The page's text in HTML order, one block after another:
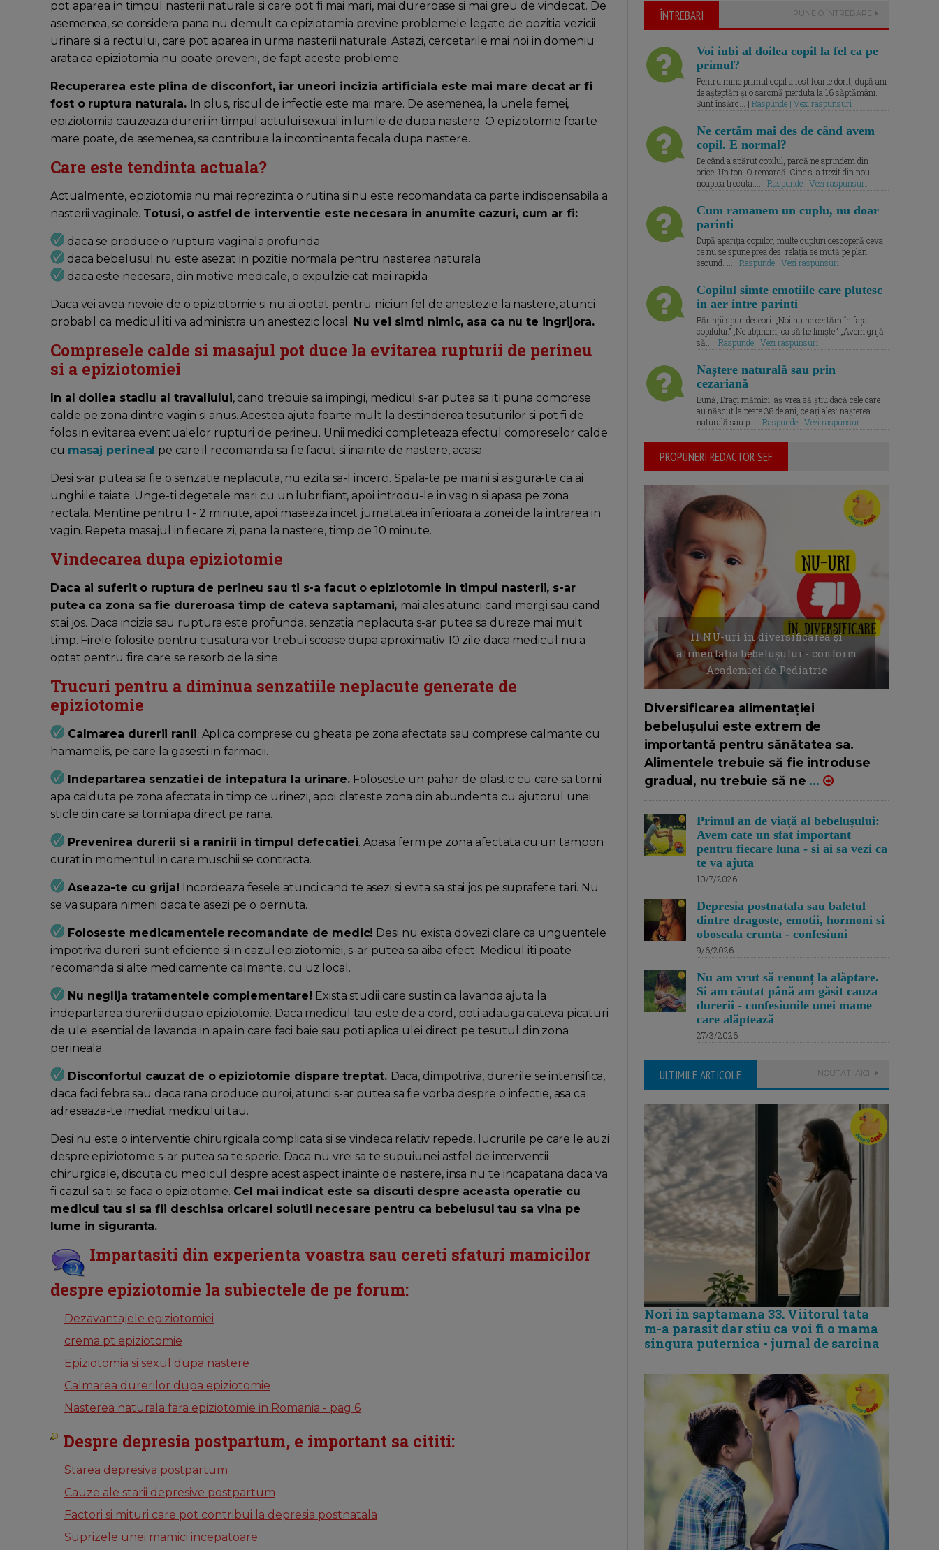
pot aparea in timpul nasterii naturale si care pot fi mai mari, mai dureroase si mai greu de vindecat. De
asemenea, se considera pana nu demult ca epiziotomia previne problemele legate de pozitia vezicii
urinare si a rectului, care pot aparea in urma nasterii naturale. Astazi, cercetarile mai noi in domeniu
arata ca epiziotomia nu poate preveni, de fapt aceste probleme.
Recuperarea este plina de disconfort, iar uneori incizia artificiala este mai mare decat ar fi
fost o ruptura naturala. In plus, riscul de infectie este mai mare. De asemenea, la unele femei,
epiziotomia cauzeaza dureri in timpul actului sexual in lunile de dupa nastere. O epiziotomie foarte
mare poate, de asemenea, sa contribuie la incontinenta fecala dupa nastere.
Care este tendinta actuala?
Actualmente, epiziotomia nu mai reprezinta o rutina si nu este recomandata ca parte indispensabila a
nasterii vaginale. Totusi, o astfel de interventie este necesara in anumite cazuri, cum ar fi:
daca se produce o ruptura vaginala profunda
daca bebelusul nu este asezat in pozitie normala pentru nasterea naturala
daca este necesara, din motive medicale, o expulzie cat mai rapida
Daca vei avea nevoie de o epiziotomie si nu ai optat pentru niciun fel de anestezie la nastere, atunci
probabil ca medicul iti va administra un anestezic local. Nu vei simti nimic, asa ca nu te ingrijora.
Compresele calde si masajul pot duce la evitarea rupturii de perineu
si a epiziotomiei
In al doilea stadiu al travaliului, cand trebuie sa impingi, medicul s-ar putea sa iti puna comprese
calde pe zona dintre vagin si anus. Acestea ajuta foarte mult la destinderea tesuturilor si pot fi de
folos in evitarea eventualelor rupturi de perineu. Unii medici completeaza efectul compreselor calde
cu masaj perineal pe care il recomanda sa fie facut si inainte de nastere, acasa.
Desi s-ar putea sa fie o senzatie neplacuta, nu ezita sa-l incerci. Spala-te pe maini si asigura-te ca ai
unghiile taiate. Unge-ti degetele mari cu un lubrifiant, apoi introdu-le in vagin si apasa pe zona
rectala. Mentine pentru 1 - 2 minute, apoi maseaza incet jumatatea inferioara a zonei de la intrarea in
vagin. Repeta masajul in fiecare zi, pana la nastere, timp de 10 minute.
Vindecarea dupa epiziotomie
Daca ai suferit o ruptura de perineu sau ti s-a facut o epiziotomie in timpul nasterii, s-ar
putea ca zona sa fie dureroasa timp de cateva saptamani, mai ales atunci cand mergi sau cand
stai jos. Daca incizia sau ruptura este profunda, senzatia neplacuta s-ar putea sa dureze mai mult
timp. Firele folosite pentru cusatura vor trebui scoase dupa aproximativ 10 zile daca medicul nu a
optat pentru fire care se resorb de la sine.
Trucuri pentru a diminua senzatiile neplacute generate de
epiziotomie
Calmarea durerii ranii. Aplica comprese cu gheata pe zona afectata sau comprese calmante cu
hamamelis, pe care la gasesti in farmacii.
Indepartarea senzatiei de intepatura la urinare. Foloseste un pahar de plastic cu care sa torni
apa calduta pe zona afectata in timp ce urinezi, apoi clateste zona din abundenta cu ajutorul unei
sticle din care sa torni apa direct pe rana.
Prevenirea durerii si a ranirii in timpul defecatiei. Apasa ferm pe zona afectata cu un tampon
curat in momentul in care muschii se contracta.
Aseaza-te cu grija! Incordeaza fesele atunci cand te asezi si evita sa stai jos pe suprafete tari. Nu
se va supara nimeni daca te asezi pe o pernuta.
Foloseste medicamentele recomandate de medic! Desi nu exista dovezi clare ca unguentele
impotriva durerii sunt eficiente si in cazul epiziotomiei, s-ar putea sa aiba efect. Medicul iti poate
recomanda si alte medicamente calmante, cu uz local.
Nu neglija tratamentele complementare! Exista studii care sustin ca lavanda ajuta la
indepartarea durerii dupa o epiziotomie. Daca medicul tau este de a cord, poti adauga cateva picaturi
de ulei esential de lavanda in apa in care faci baie sau poti aplica ulei direct pe tesutul din zona
perineala.
Disconfortul cauzat de o epiziotomie dispare treptat. Daca, dimpotriva, durerile se intensifica,
daca faci febra sau daca rana produce puroi, atunci s-ar putea sa fie vorba despre o infectie, asa ca
adreseaza-te imediat medicului tau.
Desi nu este o interventie chirurgicala complicata si se vindeca relativ repede, lucrurile pe care le auzi
despre epiziotomie s-ar putea sa te sperie. Daca nu vrei sa te supuiunei astfel de interventii
chirurgicale, discuta cu medicul despre acest aspect inainte de nastere, insa nu te incapatana daca va
fi cazul sa ti se faca o epiziotomie. Cel mai indicat este sa discuti despre aceasta operatie cu
medicul tau si sa fii deschisa oricarei solutii necesare pentru ca bebelusul tau sa vina pe
lume in siguranta.
Impartasiti din experienta voastra sau cereti sfaturi mamicilor
despre epiziotomie la subiectele de pe forum:
Dezavantajele epiziotomiei
crema pt epiziotomie
Epiziotomia si sexul dupa nastere
Calmarea durerilor dupa epiziotomie
Nasterea naturala fara epiziotomie in Romania - pag 6
Despre depresia postpartum, e important sa cititi:
Starea depresiva postpartum
Cauze ale starii depresive postpartum
Factori si mituri care pot contribui la depresia postnatala
Suprizele unei mamici incepatoare
ÎNTREBARI PUNE O ÎNTREBARE
Voi iubi al doilea copil la fel ca pe
primul?
Pentru mine primul copil a fost foarte dorit, după ani
de așteptări și o sarcină pierduta la 16 săptămâni.
Sunt însărc... | Raspunde | Vezi raspunsuri
Ne certăm mai des de când avem
copil. E normal?
De când a apărut copilul, parcă ne aprindem din
orice. Un ton. O remarcă. Cine s-a trezit din nou
noaptea trecuta.... | Raspunde | Vezi raspunsuri
Cum ramanem un cuplu, nu doar
parinti
După apariția copiilor, multe cupluri descoperă ceva
ce nu se spune prea des: relația se mută pe plan
secund. ... | Raspunde | Vezi raspunsuri
Copilul simte emotiile care plutesc
in aer intre parinti
Părinții spun deseori: „Noi nu ne certăm în fața
copilului.” „Ne abținem, ca să fie liniște.” „Avem grijă
să... | Raspunde | Vezi raspunsuri
Naștere naturală sau prin
cezariană
Bună, Dragi mămici, aș vrea să știu dacă cele care
au născut la peste 38 de ani, ce ați ales: nașterea
naturală sau p... | Raspunde | Vezi raspunsuri
PROPUNERI REDACTOR SEF
11 NU-uri in diversificarea și
alimentația bebelușului - conform
Academiei de Pediatrie
Diversificarea alimentației
bebelușului este extrem de
importantă pentru sănătatea sa.
Alimentele trebuie să fie introduse
gradual, nu trebuie să ne ...
Primul an de viață al bebelușului:
Avem cate un sfat important
pentru fiecare luna - si ai sa vezi ca
te va ajuta
10/7/2026
Depresia postnatala sau baletul
dintre dragoste, emotii, hormoni si
oboseala crunta - confesiuni
9/6/2026
Nu am vrut să renunț la alăptare.
Si am căutat până am găsit cauza
durerii - confesiunile unei mame
care alăptează
27/3/2026
ULTIMILE ARTICOLE NOUTATI AICI
Nori in saptamana 33. Viitorul tata
m-a parasit dar stiu ca voi fi o mama
singura puternica - jurnal de sarcina